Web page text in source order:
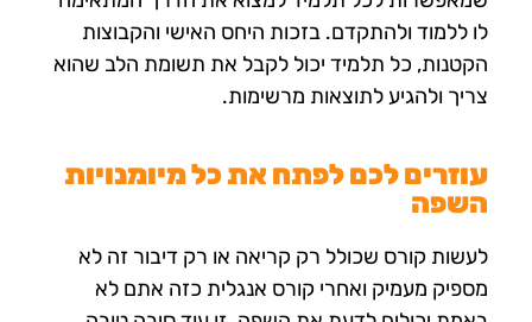
לו ללמוד ולהתקדם. בזכות היחס האישי והקבוצות
הקטנות, כל תלמיד יכול לקבל את תשומת הלב שהוא
צריך ולהגיע לתוצאות מרשימות.
עוזרים לכם לפתח את כל מיומנויות
השפה
לעשות קורס שכולל רק קריאה או רק דיבור זה לא
מספיק מעמיק ואחרי קורס אנגלית כזה אתם לא